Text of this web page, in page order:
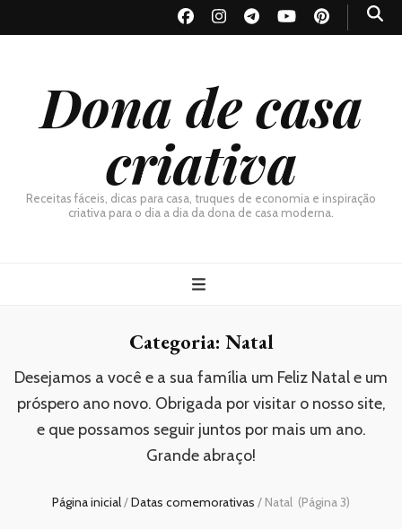
Dona de casa
criativa
Receitas fáceis, dicas para casa, truques de economia e inspiração
criativa para o dia a dia da dona de casa moderna.
Categoria: Natal
Desejamos a você e a sua família um Feliz Natal e um
próspero ano novo. Obrigada por visitar o nosso site,
e que possamos seguir juntos por mais um ano.
Grande abraço!
Página inicial/Datas comemorativas / Natal (Página 3)